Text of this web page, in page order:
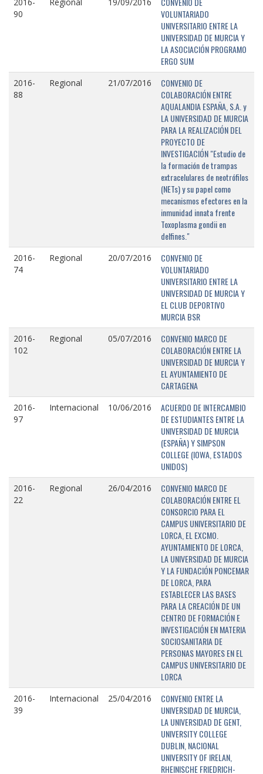
90
VOLUNTARIADO
UNIVERSITARIO ENTRE LA
UNIVERSIDAD DE MURCIA Y
LA ASOCIACIÓN PROGRAMO
ERGO SUM
2016-
88
Regional 21/07/2016
CONVENIO DE
COLABORACIÓN ENTRE
AQUALANDIA ESPAÑA, S.A. y
LA UNIVERSIDAD DE MURCIA
PARA LA REALIZACIÓN DEL
PROYECTO DE
INVESTIGACIÓN "Estudio de
la formación de trampas
extracelulares de neotrófilos
(NETs) y su papel como
mecanismos efectores en la
inmunidad innata frente
Toxoplasma gondii en
delfines."
2016-
74
Regional 20/07/2016
CONVENIO DE
VOLUNTARIADO
UNIVERSITARIO ENTRE LA
UNIVERSIDAD DE MURCIA Y
EL CLUB DEPORTIVO
MURCIA BSR
2016-
102
Regional 05/07/2016
CONVENIO MARCO DE
COLABORACIÓN ENTRE LA
UNIVERSIDAD DE MURCIA Y
EL AYUNTAMIENTO DE
CARTAGENA
2016-
97
Internacional 10/06/2016
ACUERDO DE INTERCAMBIO
DE ESTUDIANTES ENTRE LA
UNIVERSIDAD DE MURCIA
(ESPAÑA) Y SIMPSON
COLLEGE (IOWA, ESTADOS
UNIDOS)
2016-
22
Regional 26/04/2016
CONVENIO MARCO DE
COLABORACIÓN ENTRE EL
CONSORCIO PARA EL
CAMPUS UNIVERSITARIO DE
LORCA, EL EXCMO.
AYUNTAMIENTO DE LORCA,
LA UNIVERSIDAD DE MURCIA
Y LA FUNDACIÓN PONCEMAR
DE LORCA, PARA
ESTABLECER LAS BASES
PARA LA CREACIÓN DE UN
CENTRO DE FORMACIÓN E
INVESTIGACIÓN EN MATERIA
SOCIOSANITARIA DE
PERSONAS MAYORES EN EL
CAMPUS UNIVERSITARIO DE
LORCA
2016-
39
Internacional 25/04/2016
CONVENIO ENTRE LA
UNIVERSIDAD DE MURCIA,
LA UNIVERSIDAD DE GENT,
UNIVERSITY COLLEGE
DUBLIN, NACIONAL
UNIVERSITY OF IRELAN,
RHEINISCHE FRIEDRICH-